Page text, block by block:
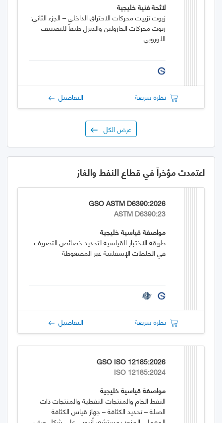
لائحة فنية خليجية
زيوت تزييت محركات الاحتراق الداخلي – الجزء الثاني:
زيوت محركات الجازولين والديزل طبقاً للتصنيف
الأوروبي
نظرة سريعة التفاصيل
عرض الكل
اعتمدت مؤخراً في قطاع النفط والغاز
GSO ASTM D6390:2026
ASTM D6390:23
مواصفة قياسية خليجية
طريقة الاختبار القياسية لتحديد خصائص التصريف
في الخلطات الإسفلتية غير المضغوطة
نظرة سريعة التفاصيل
GSO ISO 12185:2026
ISO 12185:2024
مواصفة قياسية خليجية
النفط الخام والمنتجات النفطية والمنتجات ذات
الصلة – تحديد الكثافة – جهاز قياس الكثافة